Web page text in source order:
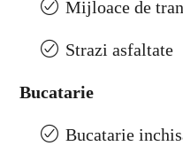
Mijloace de
Strazi asfaltate
Bucatarie
Bucatarie